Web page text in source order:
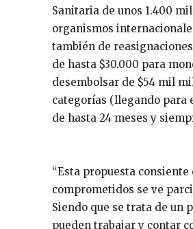
Sanitaria de unos 1.400
organismos
también de
de hasta $30.000 para
desembolsar de $54 mil
categorías (llegando para
de hasta 24 meses y
“Esta propuesta
comprometidos se ve
Siendo que se trata de un
pueden trabajar y contar